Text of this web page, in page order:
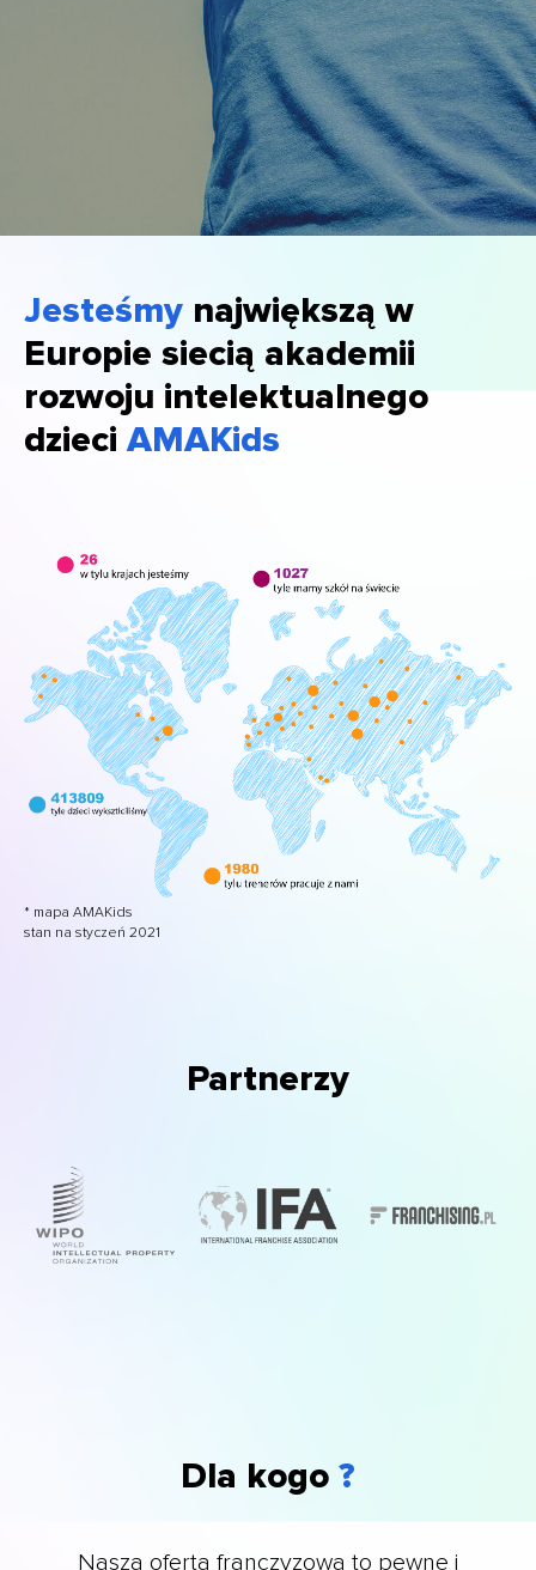
Jesteśmy największą w
Europie siecią akademii
rozwoju intelektualnego
dzieciAMAKids
* mapa AMAKids
stan na styczeń 2021
Partnerzy
Dla kogo ?
Nasza oferta franczyzowa to pewne i